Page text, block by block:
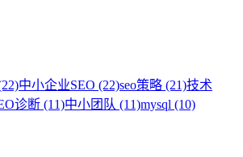
中小企业SEO (22)seo策略 (21)技术
诊断 (11)中小团队 (11)mysql (10)